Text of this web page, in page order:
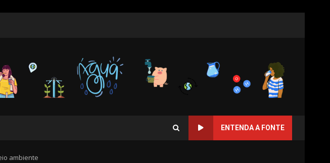
ENTENDA A FONTE
ambiente